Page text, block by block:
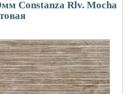
Constanza Rlv. Mocha